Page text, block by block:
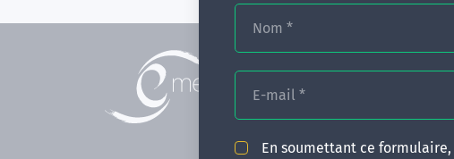
Nom *
E-mail *
En soumettant ce